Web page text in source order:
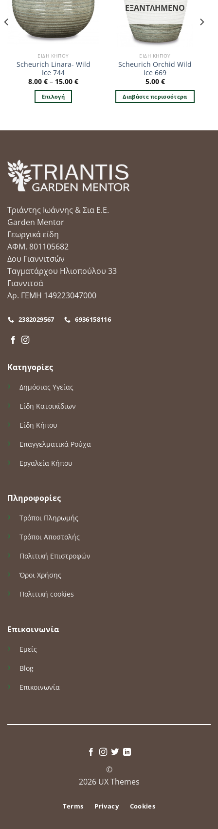
ΕΊΔΗ ΚΉΠΟΥ
Scheurich Linara- Wild
Ice 744
8.00 € – 15.00 €
Επιλογή
προϊόν
Οι
επιλογές
μπορούν
επιλεγούν
στη
σελίδα
του
προϊόντος
ΕΞΑΝΤΛΗΜΈΝΟ
ΕΊΔΗ ΚΉΠΟΥ
Scheurich Orchid Wild
Ice 669
5.00 €
Διαβάστε περισσότερα
Τριάντης Ιωάννης & Σια Ε.Ε.
Garden Mentor
Γεωργικά είδη
ΑΦΜ. 801105682
Δου Γιαννιτσών
Ταγματάρχου Ηλιοπούλου 33
Γιαννιτσά
Αρ. ΓΕΜΗ 149223047000
2382029567 6936158116
Κατηγορίες
Δημόσιας Υγείας
Είδη Κατοικίδιων
Είδη Κήπου
Επαγγελματικά Ρούχα
Εργαλεία Κήπου
Πληροφορίες
Τρόποι Πληρωμής
Τρόποι Αποστολής
Πολιτική Επιστροφών
Όροι Χρήσης
Πολιτική cookies
Επικοινωνία
Εμείς
Blog
Επικοινωνία
©
2026 UX Themes
Terms Privacy Cookies